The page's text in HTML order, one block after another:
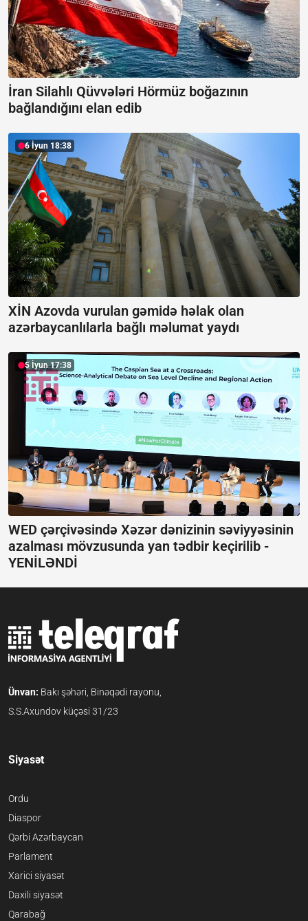
İran Silahlı Qüvvələri Hörmüz boğazının
bağlandığını elan edib
6 İyun 18:38
XİN Azovda vurulan gəmidə həlak olan
azərbaycanlılarla bağlı məlumat yaydı
5 İyun 17:38
WED çərçivəsində Xəzər dənizinin səviyyəsinin
azalması mövzusunda yan tədbir keçirilib -
YENİLƏNDİ
Ünvan: Bakı şəhəri, Binəqədi rayonu,
S.S.Axundov küçəsi 31/23
Siyasət
Ordu
Diaspor
Qərbi Azərbaycan
Parlament
Xarici siyasət
Daxili siyasət
Qarabağ